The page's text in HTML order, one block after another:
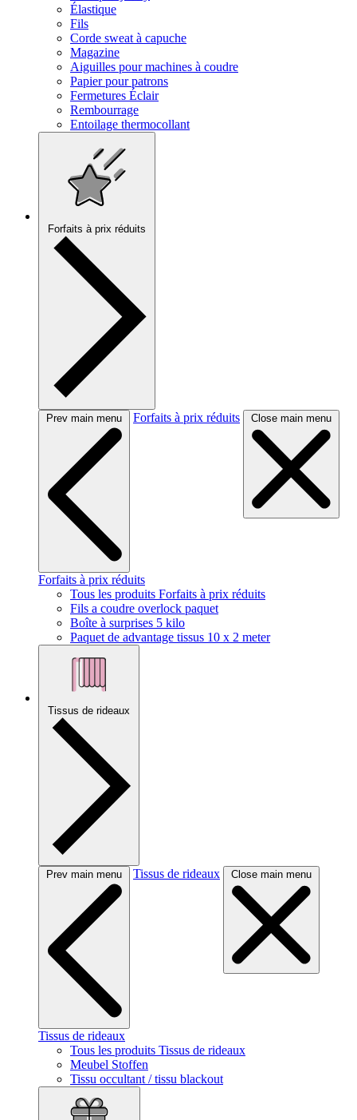
Élastique
Fils
Corde sweat à capuche
Magazine
Aiguilles pour machines à coudre
Papier pour patrons
Fermetures Éclair
Rembourrage
Entoilage thermocollant
Forfaits à prix réduits
Prev main menu Forfaits à prix réduits Close main menu
Forfaits à prix réduits
Tous les produits Forfaits à prix réduits
Fils a coudre overlock paquet
Boîte à surprises 5 kilo
Paquet de advantage tissus 10 x 2 meter
Tissus de rideaux
Prev main menu Tissus de rideaux Close main menu
Tissus de rideaux
Tous les produits Tissus de rideaux
Meubel Stoffen
Tissu occultant / tissu blackout